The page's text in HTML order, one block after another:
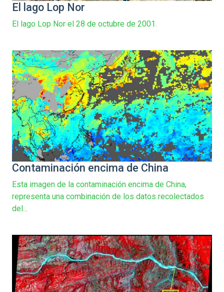
El lago Lop Nor
El lago Lop Nor el 28 de octubre de 2001.
Contaminación encima de China
Esta imagen de la contaminación encima de China,
representa una combinación de los datos recolectados
del...